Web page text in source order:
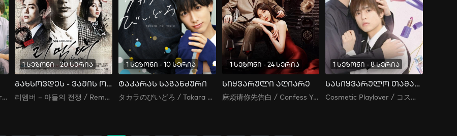
ひだまりが聴こえる/ I Hear the Sunspot
1 სეზონი - 20 სერია
გახსოვდეს - ვაჟის ომი
리멤버 – 아들의 전쟁 / Remember: War of the Son
1 სეზონი - 10 სერია
ტაკარას საგანძური
タカラのびいどろ / Takara no Vidro / Takara's Treasure
1 სეზონი - 24 სერია
სიყვარული აღიარე
麻烦请你先告白 / Confess Your Love / Ma Fan Qing Ni Xian Gao Bai / გთხოვ, ჯერ სიყვარული აღიარე
1 სეზონი - 8 სერია
სასიყვარულო თამაშები კოსმეტიკის სალონში
Cosmetic Playlover / コスメティック・プレイラバー